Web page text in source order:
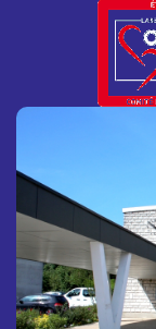
La
Solidaire" !
Face aux fortes